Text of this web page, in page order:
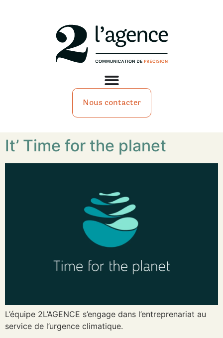
Nous contacter
It’ Time for the planet
L’équipe 2L’AGENCE s’engage dans l’entreprenariat au
service de l’urgence climatique.